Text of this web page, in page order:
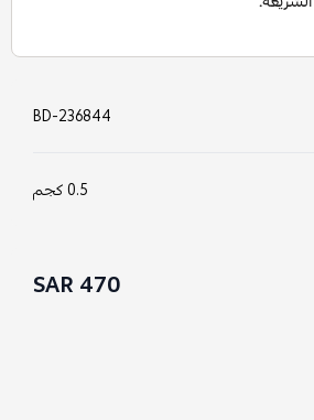
BD-236844
0.5 كجم
470 SAR